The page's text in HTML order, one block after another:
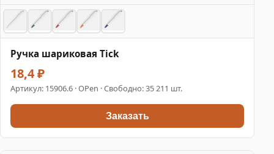
Ручка шариковая Tick
18,4 ₽
Артикул: 15906.6 · OPen · Свободно: 35 211 шт.
Заказать